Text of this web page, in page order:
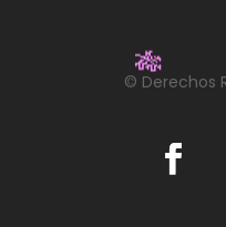
© Derechos
🎋